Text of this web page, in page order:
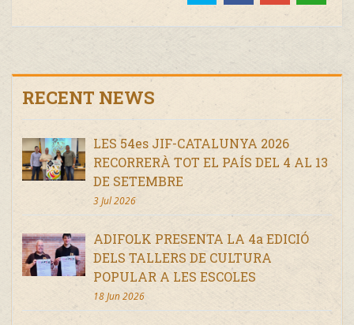
RECENT NEWS
LES 54es JIF-CATALUNYA 2026
RECORRERÀ TOT EL PAÍS DEL 4 AL 13
DE SETEMBRE
3 Jul 2026
ADIFOLK PRESENTA LA 4a EDICIÓ
DELS TALLERS DE CULTURA
POPULAR A LES ESCOLES
18 Jun 2026